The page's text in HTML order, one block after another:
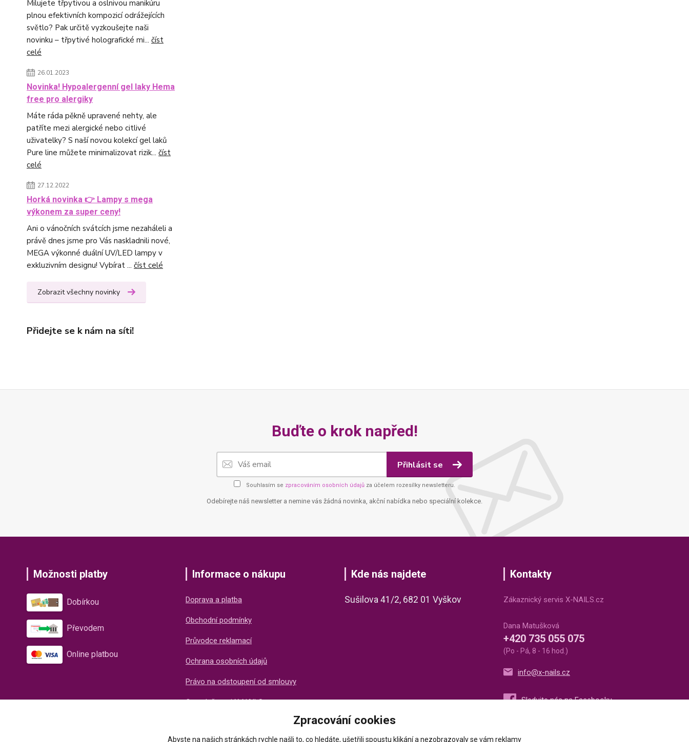
Milujete třpytivou a oslnivou manikúru
plnou efektivních kompozicí odrážejících
světlo? Pak určitě vyzkoušejte naši
novinku – třpytivé holografické mi... číst
celé
26.01.2023
Novinka! Hypoalergenní gel laky Hema
free pro alergiky
Máte ráda pěkně upravené nehty, ale
patříte mezi alergické nebo citlivé
uživatelky? S naší novou kolekcí gel laků
Pure line můžete minimalizovat rizik... číst
celé
27.12.2022
Horká novinka 👉 Lampy s mega
výkonem za super ceny!
Ani o vánočních svátcích jsme nezaháleli a
právě dnes jsme pro Vás naskladnili nové,
MEGA výkonné duální UV/LED lampy v
exkluzivním designu! Vybírat ... číst celé
Zobrazit všechny novinky
Přidejte se k nám na síti!
Buďte o krok napřed!
Přihlásit se
Souhlasím se zpracováním osobních údajů za účelem rozesílky newsletteru.
Odebírejte náš newsletter a nemine vás žádná novinka, akční nabídka nebo speciální kolekce.
Možnosti platby
Dobírkou
Převodem
Online platbou
Informace o nákupu
Doprava a platba
Obchodní podmínky
Průvodce reklamací
Ochrana osobních údajů
Právo na odstoupení od smlouvy
O společnosti X-NAILS
Kde nás najdete
Sušilova 41/2, 682 01 Vyškov
Kontakty
Zákaznický servis X-NAILS.cz
Dana Matušková
+420 735 055 075
(Po - Pá, 8 - 16 hod.)
info@x-nails.cz
Zpracování cookies
Abyste na našich stránkách rychle našli to, co hledáte, ušetřili spoustu klikání a nezobrazovaly se vám reklamy